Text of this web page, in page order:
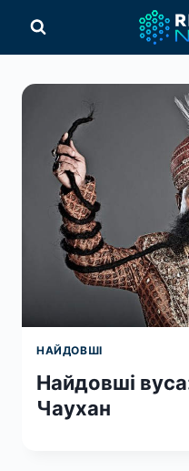
вмісту
НАЙДОВШІ
Найдовші
Чаухан